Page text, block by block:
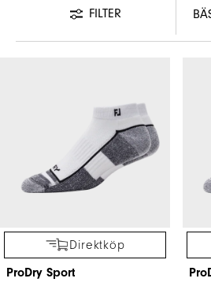
FILTER
Direktköp
ProDry Sport